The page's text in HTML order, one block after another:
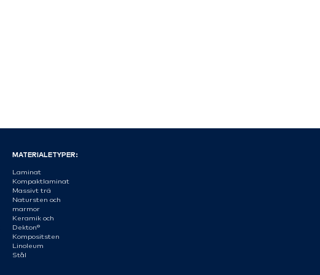
MATERIALETYPER:
Laminat
Kompaktlaminat
Massivt trä
Natursten och
marmor
Keramik och
Dekton®
Kompositsten
Linoleum
Stål